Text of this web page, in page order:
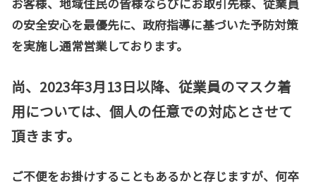
お客様、地域住民の皆様ならびにお取引先様、従業員
の安全安心を最優先に、政府指導に基づいた予防対策
を実施し通常営業しております。
尚、2023年3月13日以降、従業員のマスク着
用については、個人の任意での対応とさせて
頂きます。
ご不便をお掛けすることもあるかと存じますが、何卒